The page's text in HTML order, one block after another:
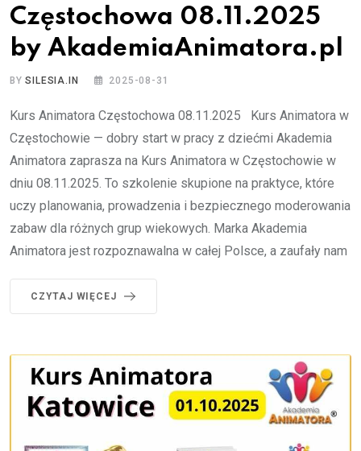
Częstochowa 08.11.2025
by AkademiaAnimatora.pl
BYSILESIA.IN 2025-08-31
Kurs Animatora Częstochowa 08.11.2025 Kurs Animatora w
Częstochowie — dobry start w pracy z dziećmi Akademia
Animatora zaprasza na Kurs Animatora w Częstochowie w
dniu 08.11.2025. To szkolenie skupione na praktyce, które
uczy planowania, prowadzenia i bezpiecznego moderowania
zabaw dla różnych grup wiekowych. Marka Akademia
Animatora jest rozpoznawalna w całej Polsce, a zaufały nam
CZYTAJ WIĘCEJ